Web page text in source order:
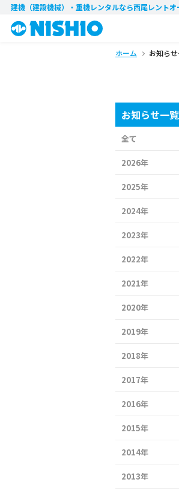
建機（建設機械）・重機レンタルなら西尾レントオ
ホーム お知ら
お知らせ一覧
全て
2026年
2025年
2024年
2023年
2022年
2021年
2020年
2019年
2018年
2017年
2016年
2015年
2014年
2013年